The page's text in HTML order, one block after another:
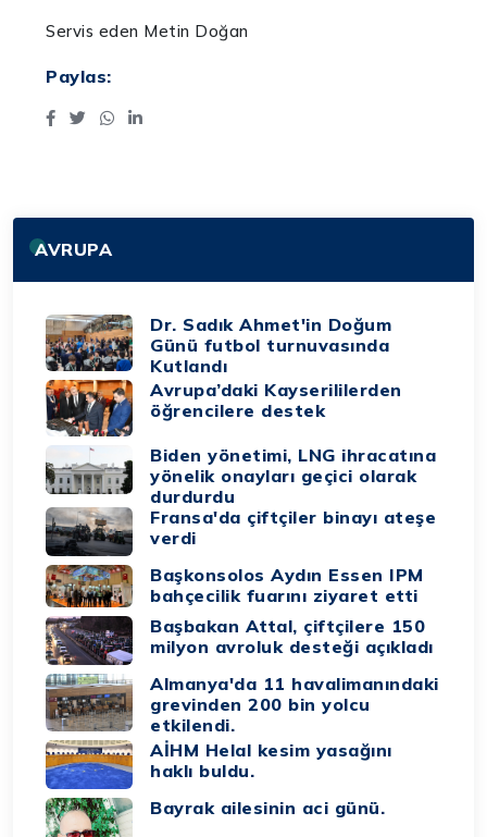
Servis eden Metin Doğan
Paylas:
AVRUPA
Dr. Sadık Ahmet'in Doğum
Günü futbol turnuvasında
Kutlandı
Avrupa’daki Kayserililerden
öğrencilere destek
Biden yönetimi, LNG ihracatına
yönelik onayları geçici olarak
durdurdu
Fransa'da çiftçiler binayı ateşe
verdi
Başkonsolos Aydın Essen IPM
bahçecilik fuarını ziyaret etti
Başbakan Attal, çiftçilere 150
milyon avroluk desteği açıkladı
Almanya'da 11 havalimanındaki
grevinden 200 bin yolcu
etkilendi.
AİHM Helal kesim yasağını
haklı buldu.
Bayrak ailesinin aci günü.